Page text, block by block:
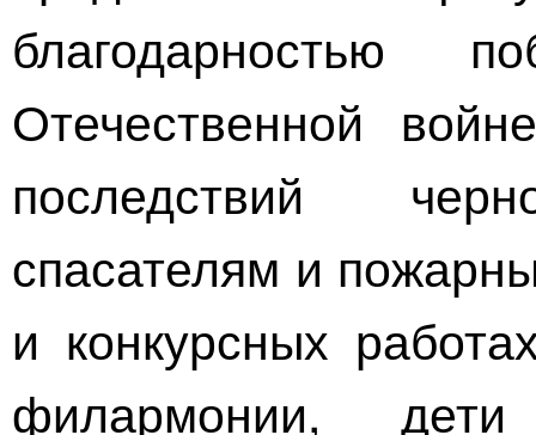
благодарностью
Отечественной
последствий
спасателям и
и конкурсных
филармонии, дети